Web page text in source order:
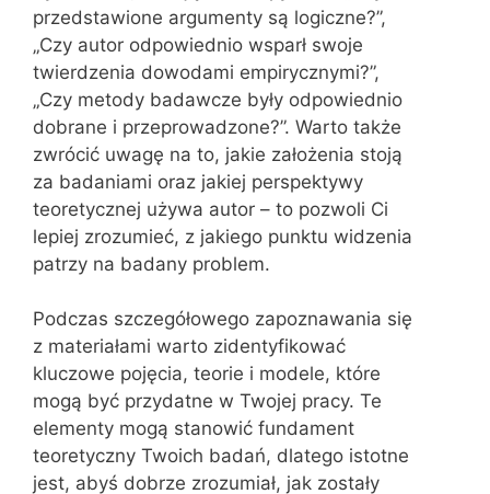
przedstawione argumenty są logiczne?”,
„Czy autor odpowiednio wsparł swoje
twierdzenia dowodami empirycznymi?”,
„Czy metody badawcze były odpowiednio
dobrane i przeprowadzone?”. Warto także
zwrócić uwagę na to, jakie założenia stoją
za badaniami oraz jakiej perspektywy
teoretycznej używa autor – to pozwoli Ci
lepiej zrozumieć, z jakiego punktu widzenia
patrzy na badany problem.
Podczas szczegółowego zapoznawania się
z materiałami warto zidentyfikować
kluczowe pojęcia, teorie i modele, które
mogą być przydatne w Twojej pracy. Te
elementy mogą stanowić fundament
teoretyczny Twoich badań, dlatego istotne
jest, abyś dobrze zrozumiał, jak zostały